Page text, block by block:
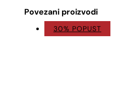
Povezani proizvodi
30% POPUST